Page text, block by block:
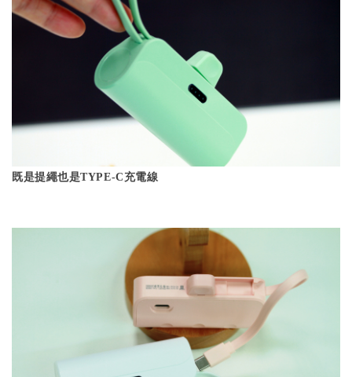
既是提繩也是TYPE-C充電線